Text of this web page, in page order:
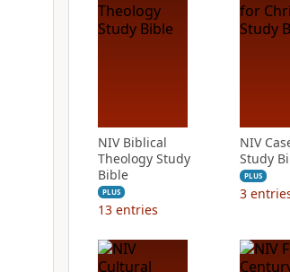
NIV Biblical
Theology Study
Bible
PLUS
13 entries
NIV
Study
PLUS
3